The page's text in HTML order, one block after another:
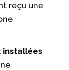
reçu une
installées